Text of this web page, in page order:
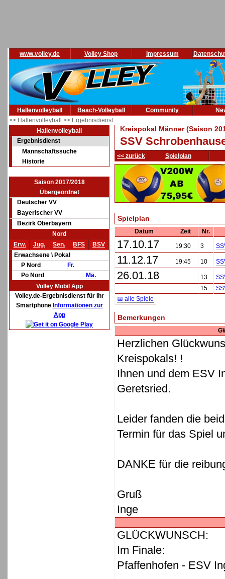
www.volley.de Volley Shop Impressum
Hallenvolleyball Beach-Volleyball Community
>> Hallenvolleyball >> Ergebnisdienst
Hallenvolleyball
Ergebnisdienst
Mannschaftssuche
Historie
Saison 2017/2018
Übergeordnet
Deutscher VV
Bayerischer VV
Bezirk Oberbayern
Nord
Erw.
Jug. Sen. BFS
BSV
Erwachsene \ Pokal
P Nord
Fr.
Po Nord
Mä.
Volley Mobil App
Volley.de-Ergebnisdienst für Ihr
Smartphone Informationen zur
App
Kreispokal Männer (Saison
SSV
<< zurück Spielplan
Spielplan
Datum Zeit Nr.
17.10.17 19:30 3
11.12.17 19:45 10
26.01.18 13
15
📅 alle Spiele
Bemerkungen
Herzlichen
Kreispokals! !
Ihnen und dem ESV
Geretsried.
Leider fanden die
Termin für das Spiel
DANKE für die
Gruß
Inge
GLÜCKWUNSCH:
Im Finale:
Pfaffenhofen - ESV